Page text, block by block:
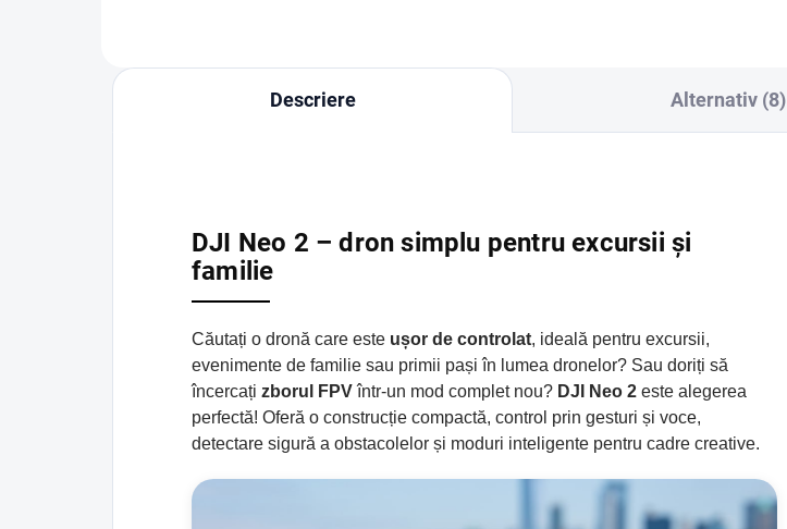
Descriere Alternativ (8)
DJI Neo 2 – dron simplu pentru excursii și
familie
Căutați o dronă care este ușor de controlat, ideală pentru excursii,
evenimente de familie sau primii pași în lumea dronelor? Sau doriți să
încercați zborul FPVîntr-un mod complet nou? DJI Neo 2 este alegerea
perfectă! Oferă o construcție compactă, control prin gesturi și voce,
detectare sigură a obstacolelor și moduri inteligente pentru cadre creative.